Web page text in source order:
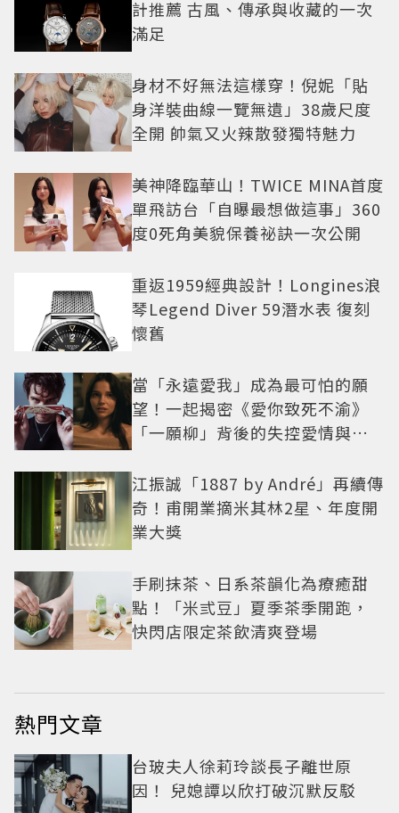
計推薦 古風、傳承與收藏的一次
滿足
身材不好無法這樣穿！倪妮「貼
身洋裝曲線一覽無遺」38歲尺度
全開 帥氣又火辣散發獨特魅力
美神降臨華山！TWICE MINA首度
單飛訪台「自曝最想做這事」360
度0死角美貌保養祕訣一次公開
重返1959經典設計！Longines浪
琴Legend Diver 59潛水表 復刻
懷舊
當「永遠愛我」成為最可怕的願
望！一起揭密《愛你致死不渝》
「一願柳」背後的失控愛情與爆
江振誠「1887 by André」再續傳
奇！甫開業摘米其林2星、年度開
業大獎
手刷抹茶、日系茶韻化為療癒甜
點！「米弎豆」夏季茶季開跑，
快閃店限定茶飲清爽登場
熱門文章
台玻夫人徐莉玲談長子離世原
因！ 兒媳譚以欣打破沉默反駁